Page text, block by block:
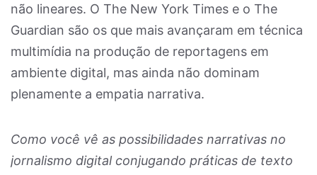
não lineares. O The New York Times e o The
Guardian são os que mais avançaram em técnica
multimídia na produção de reportagens em
ambiente digital, mas ainda não dominam
plenamente a empatia narrativa.
Como você vê as possibilidades narrativas no
jornalismo digital conjugando práticas de texto